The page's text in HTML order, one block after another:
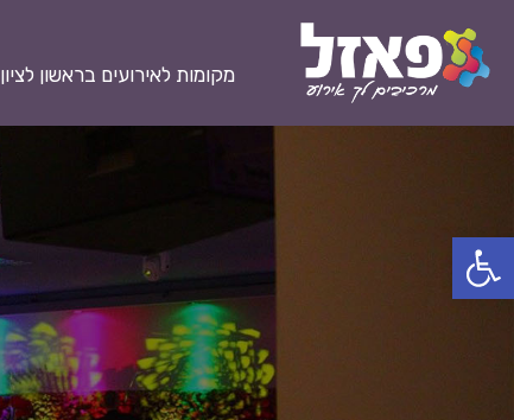
פתח סרגל נגישות
מקומות לאירועים בראשון לציון